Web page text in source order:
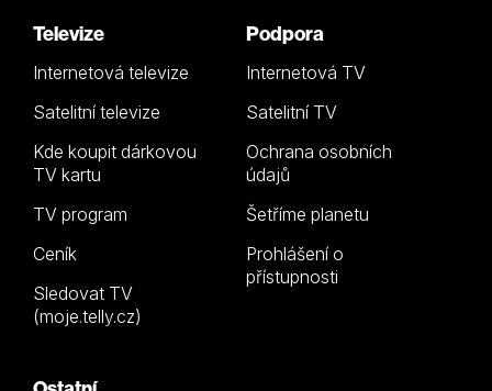
Televize
Internetová televize
Satelitní televize
Kde koupit dárkovou
TV kartu
TV program
Ceník
Sledovat TV
(moje.telly.cz)
Podpora
Internetová TV
Satelitní TV
Ochrana osobních
údajů
Šetříme planetu
Prohlášení o
přístupnosti